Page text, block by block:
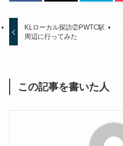
KLローカル探訪②PWTC駅
周辺に行ってみた
この記事を書いた人